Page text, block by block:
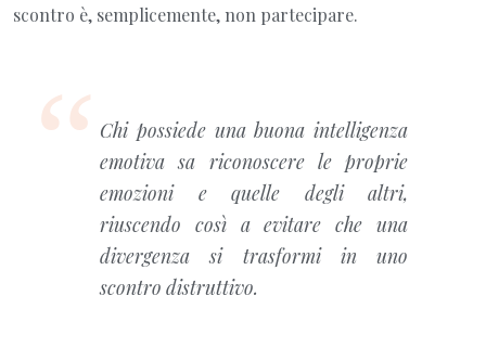
scontro è, semplicemente, non partecipare.
Chi possiede una buona intelligenza
emotiva sa riconoscere le proprie
emozioni e quelle degli altri,
riuscendo così a evitare che una
divergenza si trasformi in uno
scontro distruttivo.